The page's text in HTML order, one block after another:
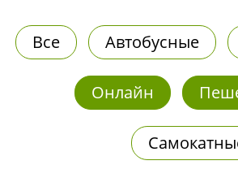
Все Автобусные
Онлайн